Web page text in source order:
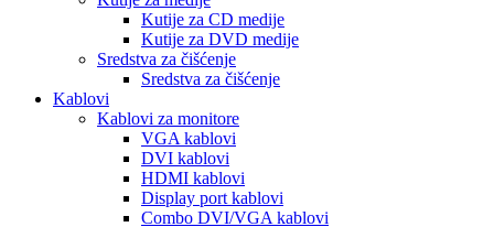
Kutije za CD medije
Kutije za DVD medije
Sredstva za čišćenje
Sredstva za čišćenje
Kablovi
Kablovi za monitore
VGA kablovi
DVI kablovi
HDMI kablovi
Display port kablovi
Combo DVI/VGA kablovi